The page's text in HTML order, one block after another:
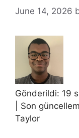
June 14, 2026
Gönderildi: 19
| Son
Taylor